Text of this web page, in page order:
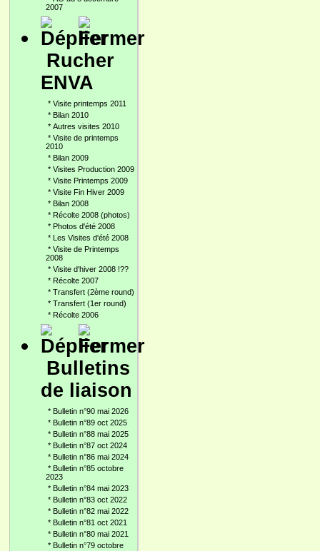
2007
Rucher
ENVA
* Visite printemps 2011
* Bilan 2010
* Autres visites 2010
* Visite de printemps
2010
* Bilan 2009
* Visites Production 2009
* Visite Printemps 2009
* Visite Fin Hiver 2009
* Bilan 2008
* Récolte 2008 (photos)
* Photos d'été 2008
* Les Visites d'été 2008
* Visite de Printemps
2008
* Visite d'hiver 2008 !??
* Récolte 2007
* Transfert (2ème round)
* Transfert (1er round)
* Récolte 2006
Bulletins
de liaison
* Bulletin n°90 mai 2026
* Bulletin n°89 oct 2025
* Bulletin n°88 mai 2025
* Bulletin n°87 oct 2024
* Bulletin n°86 mai 2024
* Bulletin n°85 octobre
2023
* Bulletin n°84 mai 2023
* Bulletin n°83 oct 2022
* Bulletin n°82 mai 2022
* Bulletin n°81 oct 2021
* Bulletin n°80 mai 2021
* Bulletin n°79 octobre